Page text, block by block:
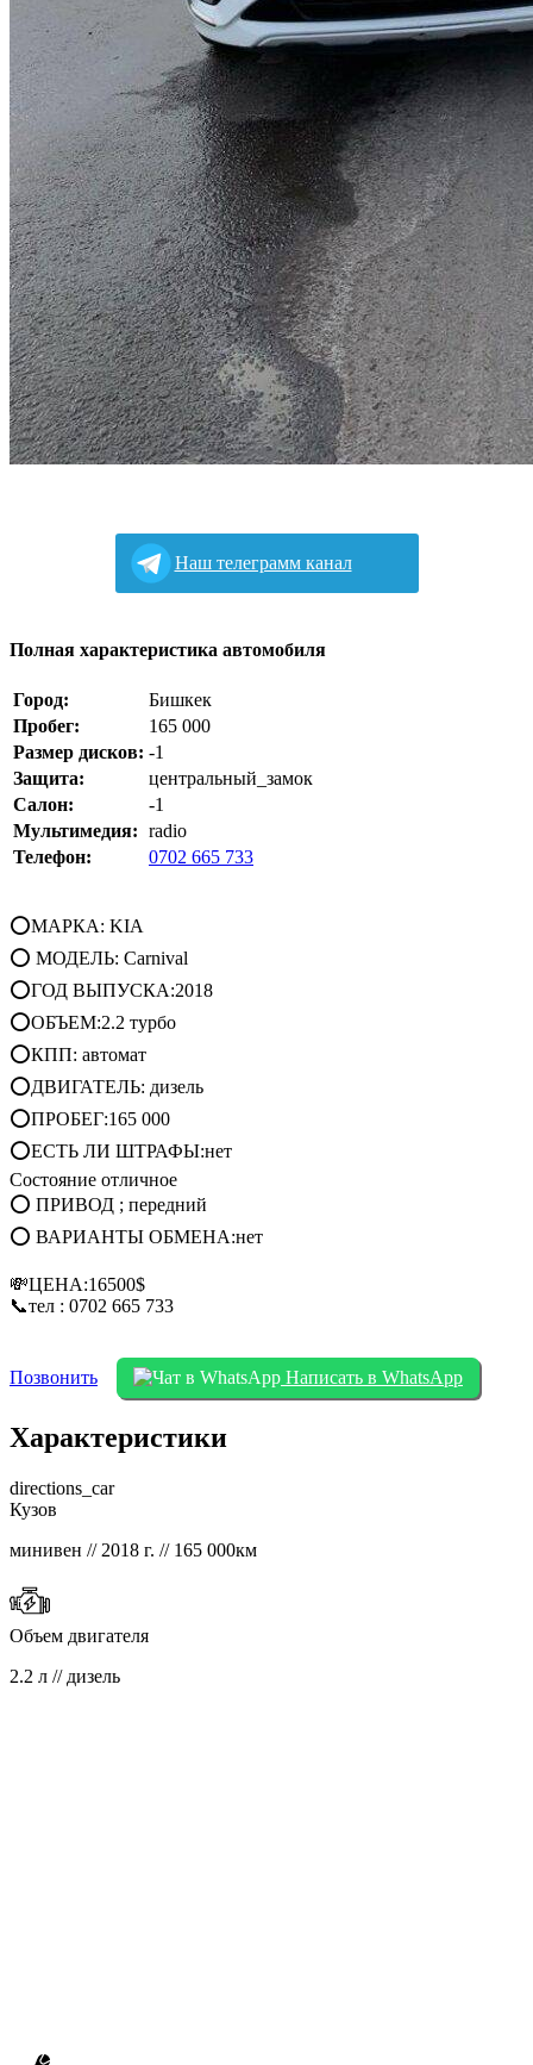
Наш телеграмм канал
Полная характеристика автомобиля
Город:
Бишкек
Пробег:
165 000
Размер дисков: -1
Защита:
центральный_замок
Салон:
-1
Мультимедия: radio
Телефон:
0702 665 733
⭕МАРКА: KIA
⭕ МОДЕЛЬ: Carnival
⭕ГОД ВЫПУСКА:2018
⭕ОБЪЕМ:2.2 турбо
⭕КПП: автомат
⭕ДВИГАТЕЛЬ: дизель
⭕ПРОБЕГ:165 000
⭕ЕСТЬ ЛИ ШТРАФЫ:нет
Состояние отличное
⭕ ПРИВОД ; передний
⭕ ВАРИАНТЫ ОБМЕНА:нет
💸ЦЕНА:16500$
📞тел : 0702 665 733
Позвонить Написать в WhatsApp
Характеристики
directions_car
Кузов
минивен // 2018 г. // 165 000км
Объем двигателя
2.2 л // дизель